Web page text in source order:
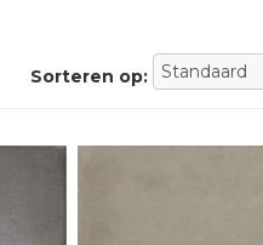
Sorteren op: